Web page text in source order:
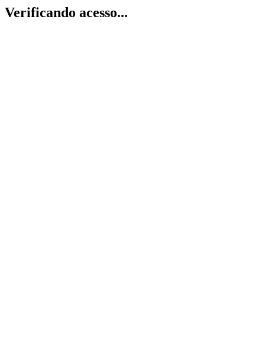
Verificando acesso...